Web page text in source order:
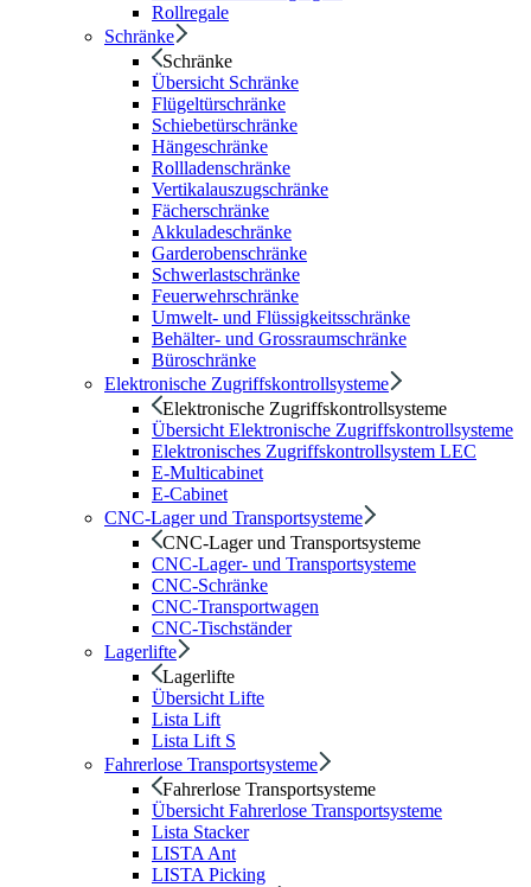
Rollregale
Schränke
Schränke
Übersicht Schränke
Flügeltürschränke
Schiebetürschränke
Hängeschränke
Rollladenschränke
Vertikalauszugschränke
Fächerschränke
Akkuladeschränke
Garderobenschränke
Schwerlastschränke
Feuerwehrschränke
Umwelt- und Flüssigkeitsschränke
Behälter- und Grossraumschränke
Büroschränke
Elektronische Zugriffskontrollsysteme
Elektronische Zugriffskontrollsysteme
Übersicht Elektronische Zugriffskontrollsysteme
Elektronisches Zugriffskontrollsystem LEC
E-Multicabinet
E-Cabinet
CNC-Lager und Transportsysteme
CNC-Lager und Transportsysteme
CNC-Lager- und Transportsysteme
CNC-Schränke
CNC-Transportwagen
CNC-Tischständer
Lagerlifte
Lagerlifte
Übersicht Lifte
Lista Lift
Lista Lift S
Fahrerlose Transportsysteme
Fahrerlose Transportsysteme
Übersicht Fahrerlose Transportsysteme
Lista Stacker
LISTA Ant
LISTA Picking